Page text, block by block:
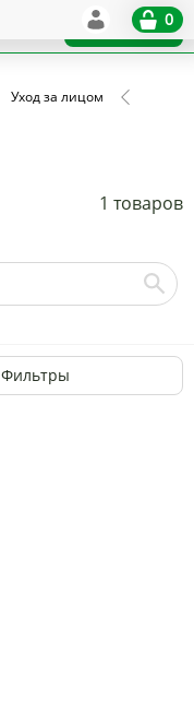
Установить
0
Уход за лицом
1 товаров
Фильтры